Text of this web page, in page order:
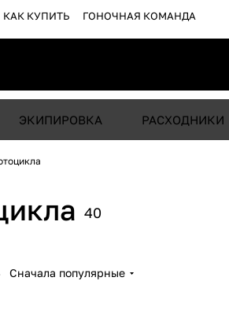
КАК КУПИТЬ ГОНОЧНАЯ КОМАНДА
ЭКИПИРОВКА РАСХОДНИКИ
40
Сначала популярные